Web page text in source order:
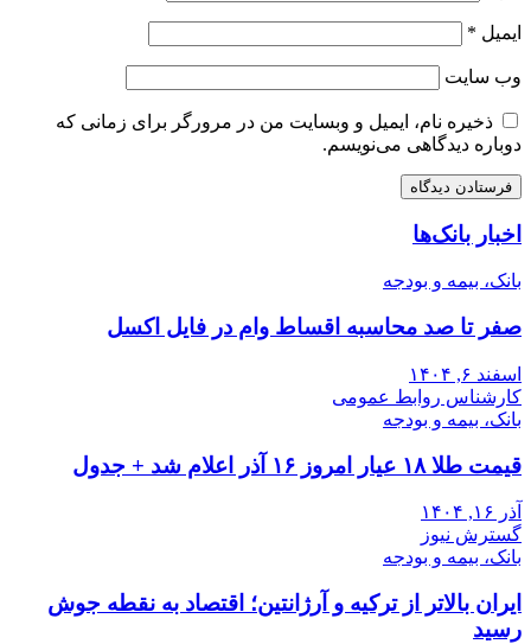
ایمیل *
وب‌ سایت
ذخیره نام، ایمیل و وبسایت من در مرورگر برای زمانی که
دوباره دیدگاهی می‌نویسم.
اخبار بانک‌ها
بانک، بیمه و بودجه
صفر تا صد محاسبه اقساط وام در فایل اکسل
اسفند ۶, ۱۴۰۴
کارشناس روابط عمومی
بانک، بیمه و بودجه
قیمت طلا ۱۸ عیار امروز ۱۶ آذر اعلام شد + جدول
آذر ۱۶, ۱۴۰۴
گسترش نیوز
بانک، بیمه و بودجه
ایران بالاتر از ترکیه و آرژانتین؛ اقتصاد به نقطه جوش
رسید